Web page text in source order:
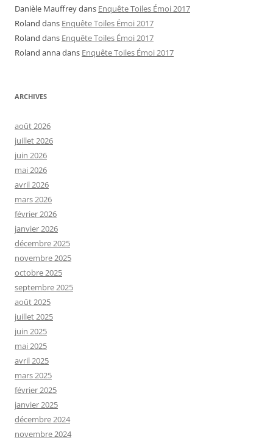
Danièle Mauffreydans Enquête Toiles Émoi 2017
Roland dans Enquête Toiles Émoi 2017
Roland dans Enquête Toiles Émoi 2017
Roland annadans Enquête Toiles Émoi 2017
ARCHIVES
août 2026
juillet 2026
juin 2026
mai 2026
avril 2026
mars 2026
février 2026
janvier 2026
décembre 2025
novembre 2025
octobre 2025
septembre 2025
août 2025
juillet 2025
juin 2025
mai 2025
avril 2025
mars 2025
février 2025
janvier 2025
décembre 2024
novembre 2024